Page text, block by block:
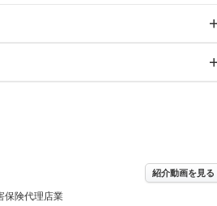
センターデフロック
キーレス
ブルナビ
紹介動画を見る
保険代理店業